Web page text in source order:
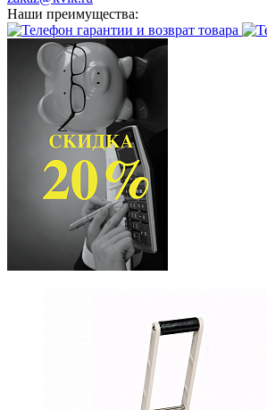
Наши преимущества:
гарантии и возврат товара